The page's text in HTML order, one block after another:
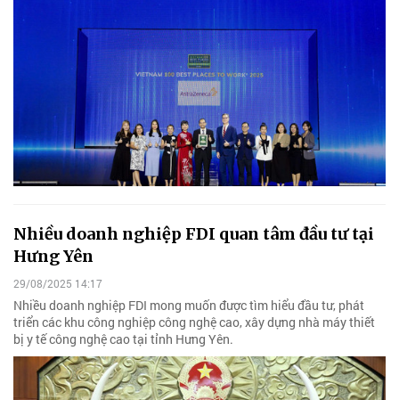
Nhiều doanh nghiệp FDI quan tâm đầu tư tại
Hưng Yên
29/08/2025 14:17
Nhiều doanh nghiệp FDI mong muốn được tìm hiểu đầu tư, phát
triển các khu công nghiệp công nghệ cao, xây dựng nhà máy thiết
bị y tế công nghệ cao tại tỉnh Hưng Yên.